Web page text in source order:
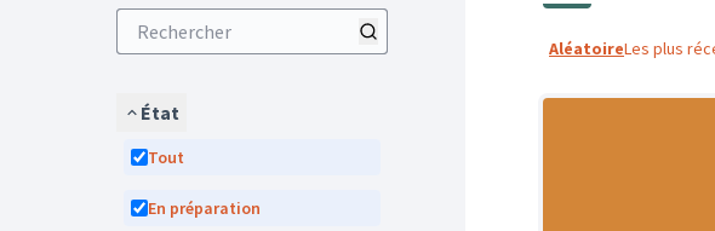
État
Tout
En préparation
AléatoireLes plus